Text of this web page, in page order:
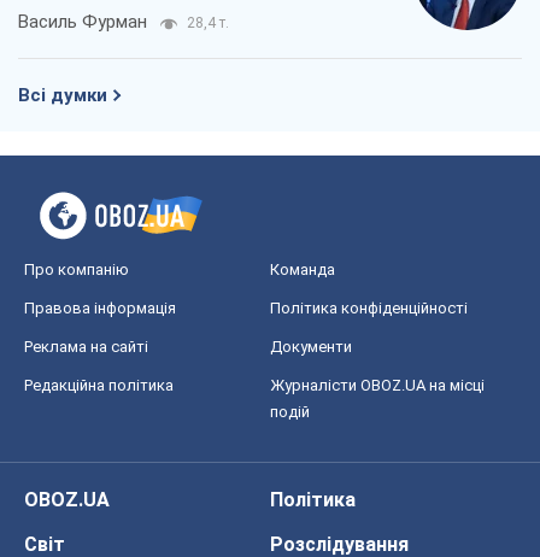
Василь Фурман 28,4 т.
Всі думки
Про компанію Команда
Правова інформація Політика конфіденційності
Реклама на сайті Документи
Редакційна політика
Журналісти OBOZ.UA на місці
подій
OBOZ.UA
Політика
Світ
Розслідування